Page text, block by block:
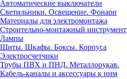
Автоматические выключатели
Светильники. Освещение. Фонари
Материалы для электромонтажа
Строительно-монтажный инструмент
Лампы
Щиты. Шкафы. Боксы. Корпуса
Электросчетчики
Трубы ПВХ и ПНД. Металлорукав.
Кабель-каналы и аксессуары к ним